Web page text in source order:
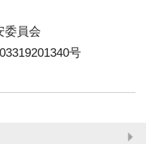
委員会
号